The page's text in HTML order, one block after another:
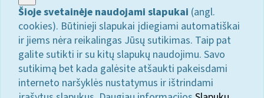
Šioje svetainėje naudojami slapukai (angl.
cookies). Būtinieji slapukai įdiegiami automatiškai
ir jiems nėra reikalingas Jūsų sutikimas. Taip pat
galite sutikti ir su kitų slapukų naudojimu. Savo
sutikimą bet kada galėsite atšaukti pakeisdami
interneto naršyklės nustatymus ir ištrindami